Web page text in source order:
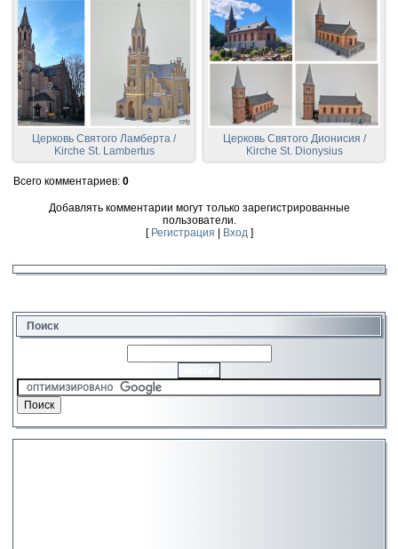
Церковь Святого Ламберта /
Kirche St. Lambertus
Церковь Святого Дионисия /
Kirche St. Dionysius
Всего комментариев: 0
Добавлять комментарии могут только зарегистрированные
пользователи.
[ Регистрация | Вход ]
Поиск